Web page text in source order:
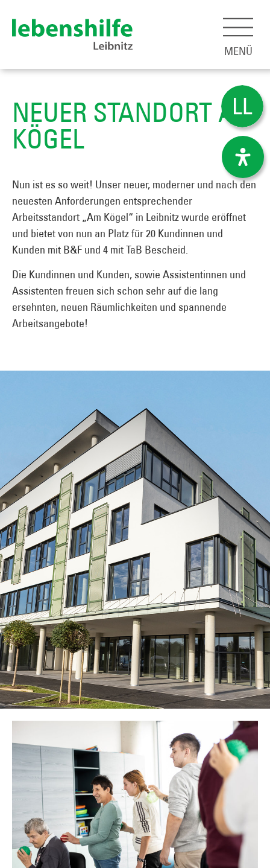
MENÜ
NEUER STANDORT AM
KÖGEL
Nun ist es so weit! Unser neuer, moderner und nach den
neuesten Anforderungen entsprechender
Arbeitsstandort „Am Kögel“ in Leibnitz wurde eröffnet
und bietet von nun an Platz für 20 Kundinnen und
Kunden mit B&F und 4 mitTaB Bescheid.
Die Kundinnen und Kunden, sowie Assistentinnen und
Assistenten freuen sich schon sehr auf die lang
ersehnten, neuen Räumlichkeiten und spannende
Arbeitsangebote!